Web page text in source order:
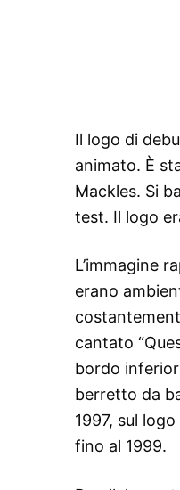
Il logo di
animato. È
Mackles. Si
test. Il logo
L’immagine
erano
cantato
bordo
berretto da
1997, sul
fino al 1999.